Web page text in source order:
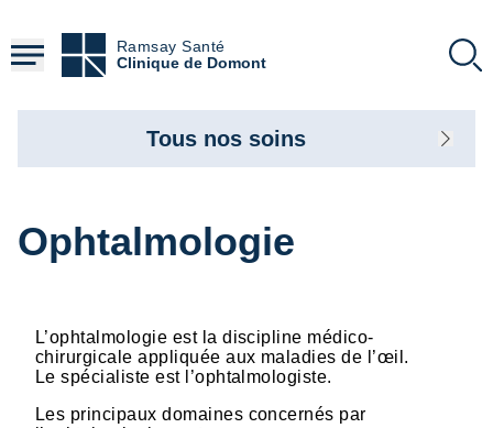
contenu
principal
Ramsay Santé
Clinique de Domont
Ophtalmologie
L’ophtalmologie est la discipline médico-
chirurgicale appliquée aux maladies de l’œil.
Le spécialiste est l’ophtalmologiste.
Les principaux domaines concernés par
Tous nos soins